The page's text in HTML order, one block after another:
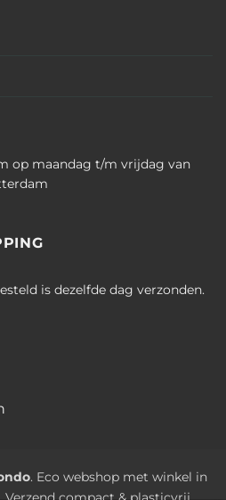
op maandag t/m vrijdag van
is dezelfde dag verzonden.
. Eco webshop met winkel in